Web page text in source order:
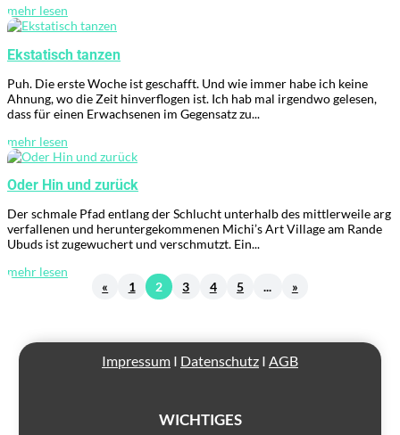
mehr lesen
Ekstatisch tanzen
Puh. Die erste Woche ist geschafft. Und wie immer habe ich keine
Ahnung, wo die Zeit hinverflogen ist. Ich hab mal irgendwo gelesen,
dass für einen Erwachsenen im Gegensatz zu...
mehr lesen
Oder Hin und zurück
Der schmale Pfad entlang der Schlucht unterhalb des mittlerweile arg
verfallenen und heruntergekommenen Michi’s Art Village am Rande
Ubuds ist zugewuchert und verschmutzt. Ein...
mehr lesen
«
1 2 3 4 5 ... »
Impressum I Datenschutz I AGB
WICHTIGES